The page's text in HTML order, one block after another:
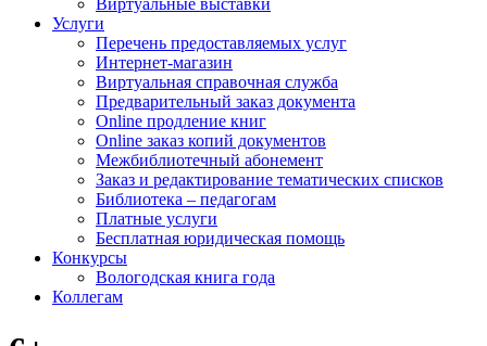
Виртуальные выставки
Услуги
Перечень предоставляемых услуг
Интернет-магазин
Виртуальная справочная служба
Предварительный заказ документа
Online продление книг
Online заказ копий документов
Межбиблиотечный абонемент
Заказ и редактирование тематических списков
Библиотека – педагогам
Платные услуги
Бесплатная юридическая помощь
Конкурсы
Вологодская книга года
Коллегам